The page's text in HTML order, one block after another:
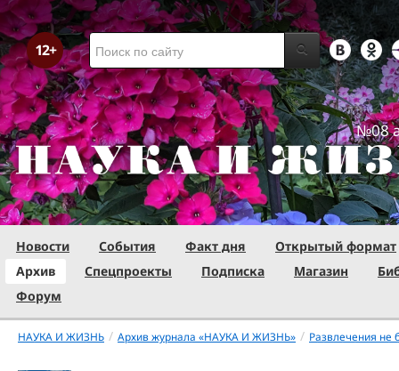
№08
Новости События Факт дня
Открытый формат
Архив
Спецпроекты Подписка Магазин
Форум
НАУКА И ЖИЗНЬ / Архив журнала «НАУКА И ЖИЗНЬ» / Развлечения не